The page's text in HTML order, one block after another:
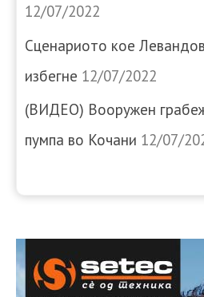
12/07/2022
Сценариото кое
избегне 12/07/2022
(ВИДЕО) Вооружен
пумпа во Кочани 12/07/